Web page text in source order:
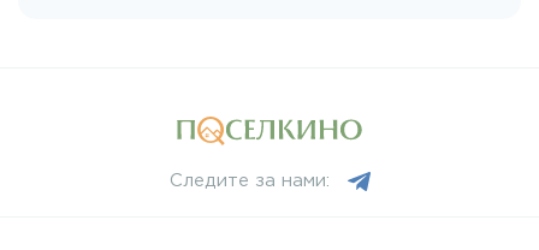
Следите за нами: